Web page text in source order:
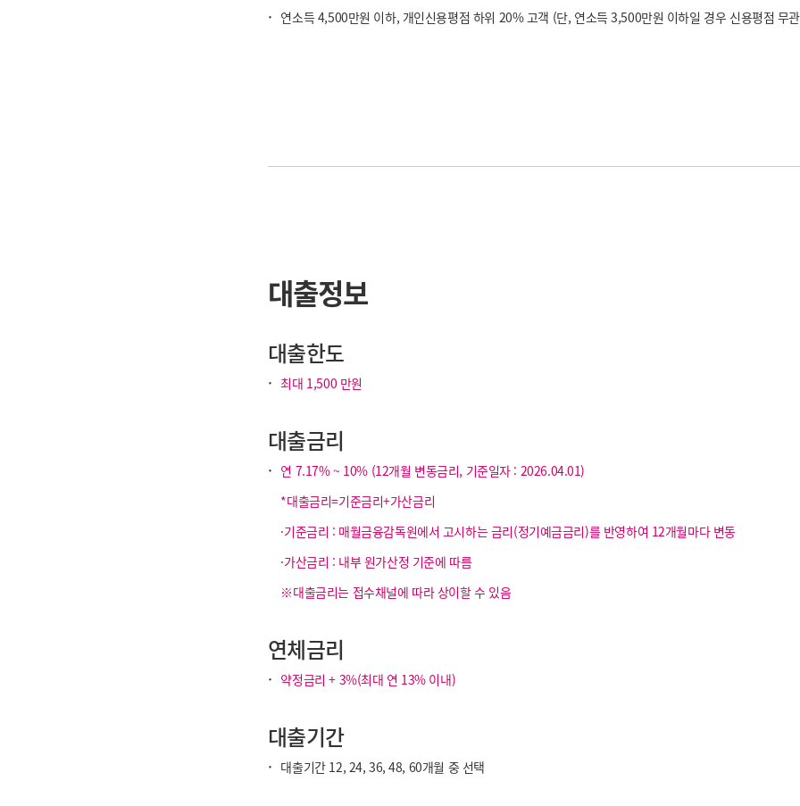
· 연소득 4,500만원 이하, 개인신용평점 하위 20% 고객 (단, 연소득 3,500만원 이하일 경우 신용평점 무
대출정보
대출한도
· 최대 1,500 만원
대출금리
· 연 7.17% ~ 10% (12개월 변동금리, 기준일자 : 2026.04.01)
*대출금리=기준금리+가산금리
·기준금리 : 매월금융감독원에서 고시하는 금리(정기예금금리)를 반영하여 12개월마다 변동
·가산금리 : 내부 원가산정 기준에 따름
※대출금리는 접수채널에 따라 상이할 수 있음
연체금리
· 약정금리 + 3%(최대 연 13% 이내)
대출기간
· 대출기간 12, 24, 36, 48, 60개월 중 선택